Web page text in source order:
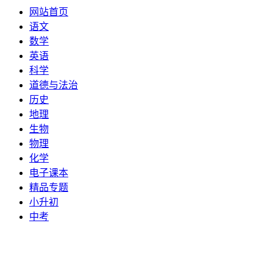
网站首页
语文
数学
英语
科学
道德与法治
历史
地理
生物
物理
化学
电子课本
精品专题
小升初
中考